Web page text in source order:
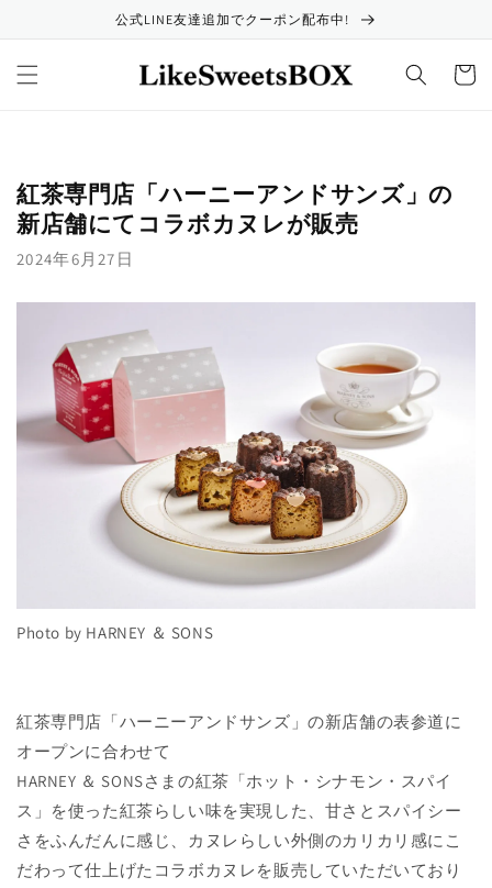
進む
公式LINE友達追加でクーポン配布中!
カ
ー
紅茶専門店「ハーニーアンドサンズ」の
新店舗にてコラボカヌレが販売
2024年6月27日
Photo by HARNEY ＆ SONS
紅茶専門店「ハーニーアンドサンズ」の新店舗の表参道に
オープンに合わせて
HARNEY ＆ SONSさまの紅茶「ホット・シナモン・スパイ
ス」を使った紅茶らしい味を実現した、 甘さとスパイシー
さをふんだんに感じ、カヌレらしい外側のカリカリ感にこ
だわって仕上げたコラボカヌレを販売していただいており